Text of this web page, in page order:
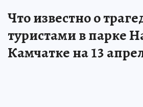
Что известно о
туристами в парке
Камчатке на 13